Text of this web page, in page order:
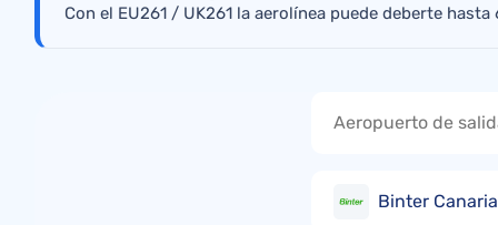
Cancelación de vuelo por
Con el EU261 / UK261 la aerolínea puede deberte
Binter